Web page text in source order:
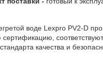
воде Lexpro PV2-D
сертификацию,
качества и